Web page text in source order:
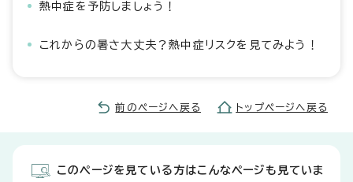
熱中症を予防しましょう！
これからの暑さ大丈夫？熱中症リスクを見てみよう！
前のページへ戻る トップページへ戻る
このページを見ている方はこんなページも見ていま